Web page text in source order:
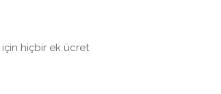
için hiçbir ek ücret